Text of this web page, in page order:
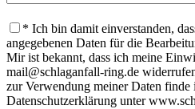
* Ich bin damit einverstanden,
angegebenen Daten für die
Mir ist bekannt, dass ich meine
mail@schlaganfall-ring.de
zur Verwendung meiner Daten finde
Datenschutzerklärung unter